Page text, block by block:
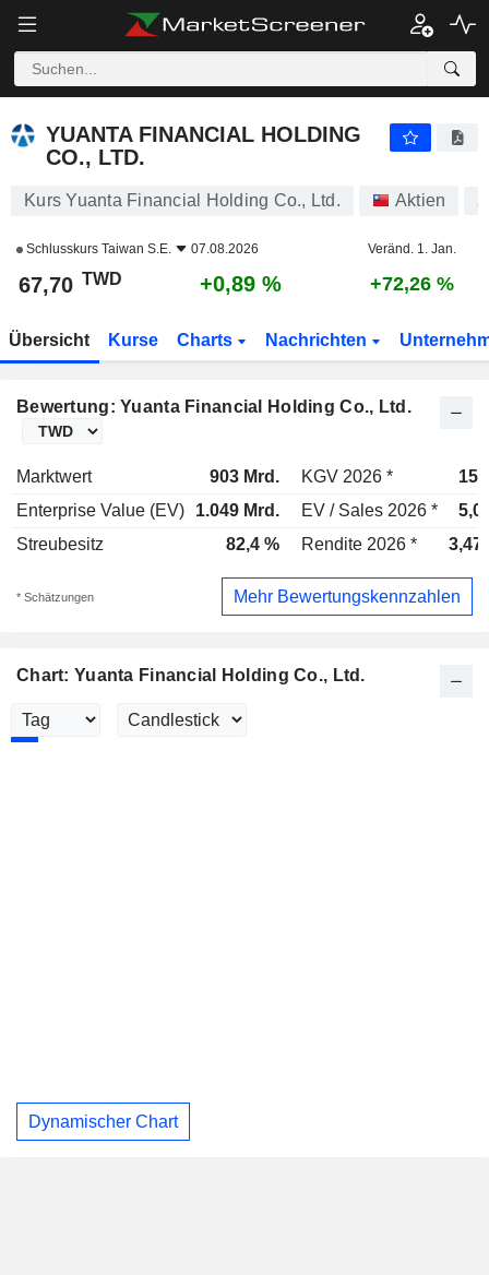
YUANTA FINANCIAL HOLDING
CO., LTD.
Kurs Yuanta Financial Holding Co., Ltd. Aktien
Schlusskurs Taiwan S.E. 07.08.2026 Veränd. 1. Jan.
67,70 TWD +0,89 % +72,26 %
Übersicht Kurse Charts Nachrichten
Bewertung: Yuanta Financial Holding Co., Ltd.
Marktwert 903 Mrd. KGV 2026 *
Enterprise Value (EV)
1.049 Mrd. EV / Sales 2026 *
Streubesitz
82,4 % Rendite 2026 * 3,47
* Schätzungen Mehr Bewertungskennzahlen
Chart: Yuanta Financial Holding Co., Ltd.
Dynamischer Chart